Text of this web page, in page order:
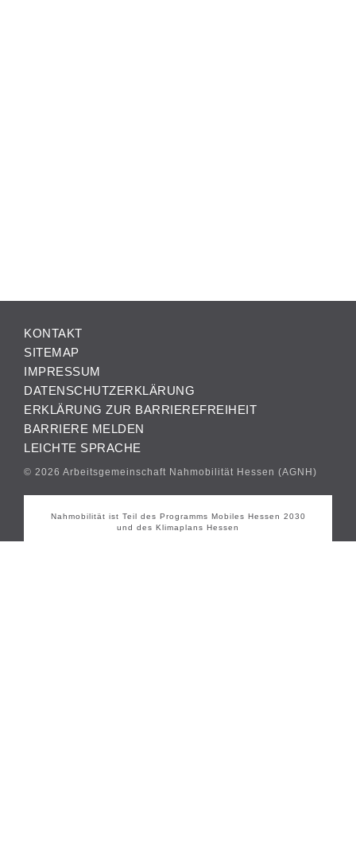
KONTAKT
SITEMAP
IMPRESSUM
DATENSCHUTZERKLÄRUNG
ERKLÄRUNG ZUR BARRIEREFREIHEIT
BARRIERE MELDEN
LEICHTE SPRACHE
© 2026 Arbeitsgemeinschaft Nahmobilität Hessen (AGNH)
Nahmobilität ist Teil des Programms Mobiles Hessen 2030
und des Klimaplans Hessen